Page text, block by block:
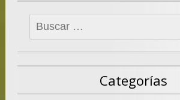
Buscar:
Categorías